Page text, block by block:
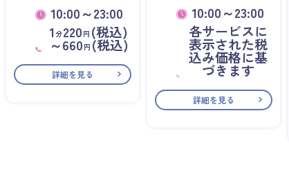
10:00～23:00
1分220 円 (税込)
～660 円 (税込)
詳細を見る
10:00～23:00
各サービスに
表示された税
込み価格に基
づきます
詳細を見る